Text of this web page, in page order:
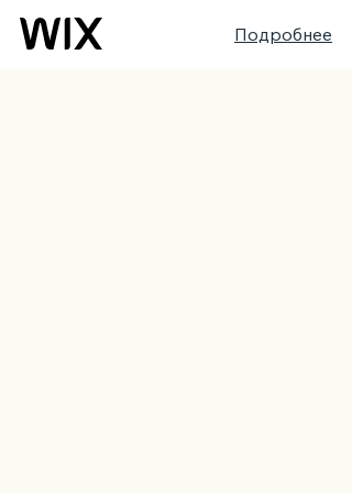
Подробнее